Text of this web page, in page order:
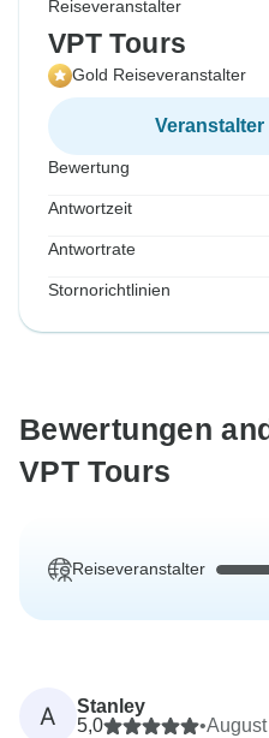
Reiseveranstalter
VPT Tours
Gold Reiseveranstalter
Bewertung
Antwortzeit
Antwortrate
Stornorichtlinien
Bewertungen
VPT Tours
Reiseveranstalter
A
Stanley
5,0
•